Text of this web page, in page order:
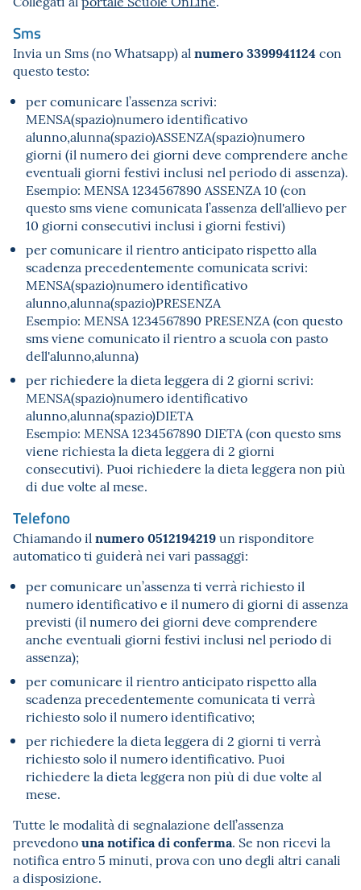
Sms
Invia un Sms (no Whatsapp) al numero 3399941124con
questo testo:
per comunicare l’assenza scrivi:
MENSA(spazio)numero identificativo
alunno,alunna(spazio)ASSENZA(spazio)numero
giorni (il numero dei giorni deve comprendere anche
eventuali giorni festivi inclusi nel periodo di assenza).
Esempio: MENSA 1234567890 ASSENZA 10 (con
questo sms viene comunicata l’assenza dell'allievo per
10 giorni consecutivi inclusi i giorni festivi)
per comunicare il rientro anticipato rispetto alla
scadenza precedentemente comunicata scrivi:
MENSA(spazio)numero identificativo
alunno,alunna(spazio)PRESENZA
Esempio: MENSA 1234567890 PRESENZA (con questo
sms viene comunicato il rientro a scuola con pasto
dell'alunno,alunna)
per richiedere la dieta leggera di 2 giorni scrivi:
MENSA(spazio)numero identificativo
alunno,alunna(spazio)DIETA
Esempio: MENSA 1234567890 DIETA (con questo sms
viene richiesta la dieta leggera di 2 giorni
consecutivi). Puoi richiedere la dieta leggera non più
di due volte al mese.
Telefono
Chiamando il numero 0512194219un risponditore
automatico ti guiderà nei vari passaggi:
per comunicare un’assenza ti verrà richiesto il
numero identificativo e il numero di giorni di assenza
previsti (il numero dei giorni deve comprendere
anche eventuali giorni festivi inclusi nel periodo di
assenza);
per comunicare il rientro anticipato rispetto alla
scadenza precedentemente comunicata ti verrà
richiesto solo il numero identificativo;
per richiedere la dieta leggera di 2 giorni ti verrà
richiesto solo il numero identificativo. Puoi
richiedere la dieta leggera non più di due volte al
mese.
Tutte le modalità di segnalazione dell’assenza
prevedonouna notifica di conferma. Se non ricevi la
notifica entro 5 minuti, prova con uno degli altri canali
a disposizione.